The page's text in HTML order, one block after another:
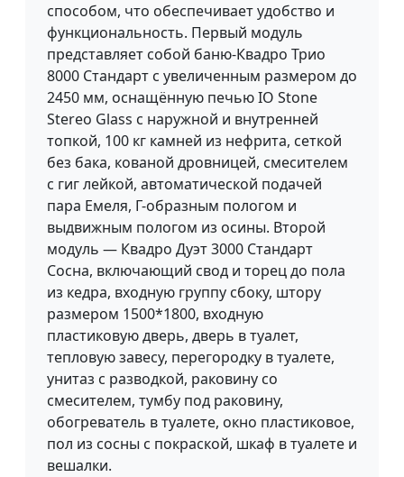
способом, что обеспечивает удобство и
функциональность. Первый модуль
представляет собой баню-Квадро Трио
8000 Стандарт с увеличенным размером до
2450 мм, оснащённую печью IO Stone
Stereo Glass с наружной и внутренней
топкой, 100 кг камней из нефрита, сеткой
без бака, кованой дровницей, смесителем
с гиг лейкой, автоматической подачей
пара Емеля, Г-образным пологом и
выдвижным пологом из осины. Второй
модуль — Квадро Дуэт 3000 Стандарт
Сосна, включающий свод и торец до пола
из кедра, входную группу сбоку, штору
размером 1500*1800, входную
пластиковую дверь, дверь в туалет,
тепловую завесу, перегородку в туалете,
унитаз с разводкой, раковину со
смесителем, тумбу под раковину,
обогреватель в туалете, окно пластиковое,
пол из сосны с покраской, шкаф в туалете и
вешалки.